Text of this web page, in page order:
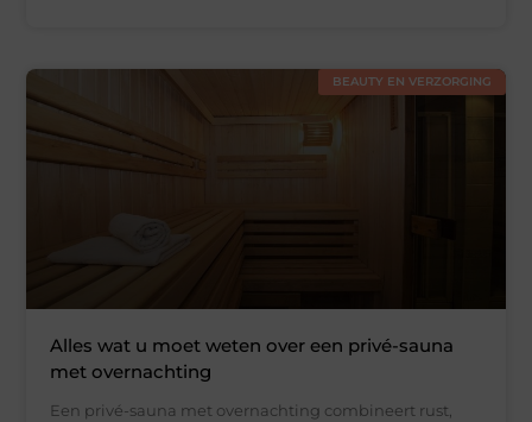
BEAUTY EN VERZORGING
Alles wat u moet weten over een privé-sauna
met overnachting
Een privé-sauna met overnachting combineert rust,